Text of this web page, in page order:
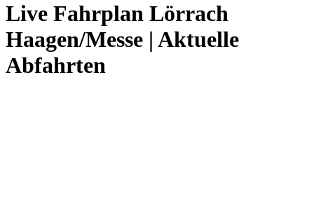
Live Fahrplan Lörrach
Haagen/Messe | Aktuelle
Abfahrten